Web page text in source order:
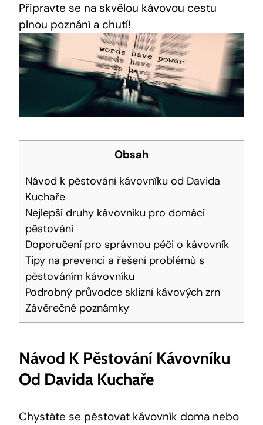
Připravte se na skvělou kávovou cestu
plnou poznání a chutí!
Obsah
Návod k pěstování kávovníku od Davida
Kuchaře
Nejlepší druhy kávovníku pro domácí
pěstování
Doporučení pro správnou péči o kávovník
Tipy na prevenci a řešení problémů s
pěstováním kávovníku
Podrobný průvodce sklizní kávových zrn
Závěrečné poznámky
Návod K Pěstování Kávovníku
Od Davida Kuchaře
Chystáte se pěstovat kávovník doma nebo